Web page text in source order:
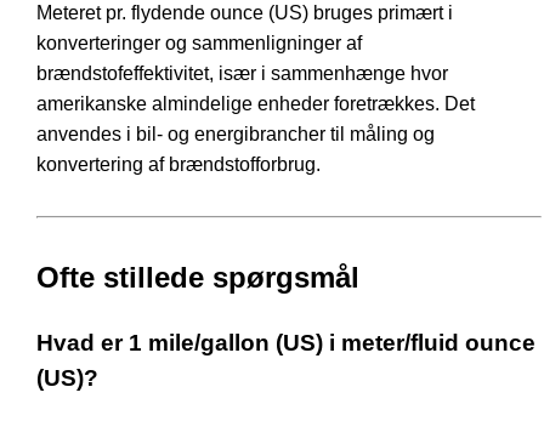
Meteret pr. flydende ounce (US) bruges primært i
konverteringer og sammenligninger af
brændstofeffektivitet, især i sammenhænge hvor
amerikanske almindelige enheder foretrækkes. Det
anvendes i bil- og energibrancher til måling og
konvertering af brændstofforbrug.
Ofte stillede spørgsmål
Hvad er 1 mile/gallon (US) i meter/fluid ounce
(US)?